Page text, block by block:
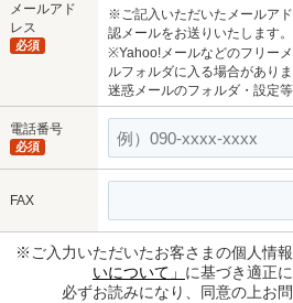
メールアド
レス
必須
※ご記入いただいたメールア
認メールをお送りいたします。
※Yahoo!メールなどのフリー
ルフォルダに入る場合がありま
迷惑メールのフォルダ・設定等
電話番号
必須
FAX
※ご入力いただいたお客さまの個人情報
いについて」 に基づき適正
必ずお読みになり、同意の上お